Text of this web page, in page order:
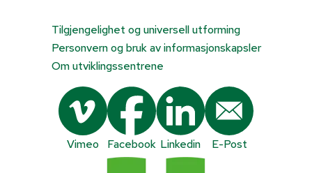
Tilgjengelighet og universell utforming
Personvern og bruk av informasjonskapsler
Om utviklingssentrene
Vimeo Facebook Linkedin E-Post